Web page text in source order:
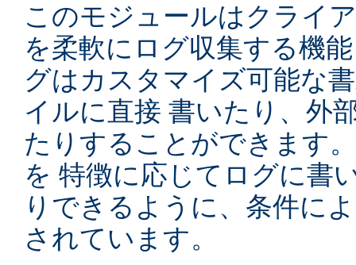
このモジュールはクライ
を柔軟にログ収集する機
グはカスタマイズ可能な
イルに直接 書いたり、外
たりすることができます
を 特徴に応じてログに書
りできるように、条件に
されています。